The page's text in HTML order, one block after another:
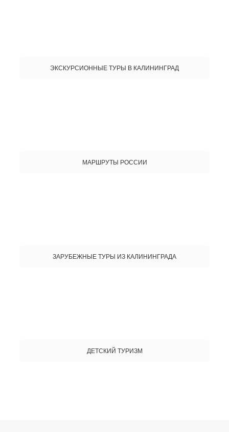
ЭКСКУРСИОННЫЕ ТУРЫ В КАЛИНИНГРАД
МАРШРУТЫ РОССИИ
ЗАРУБЕЖНЫЕ ТУРЫ ИЗ КАЛИНИНГРАДА
ДЕТСКИЙ ТУРИЗМ